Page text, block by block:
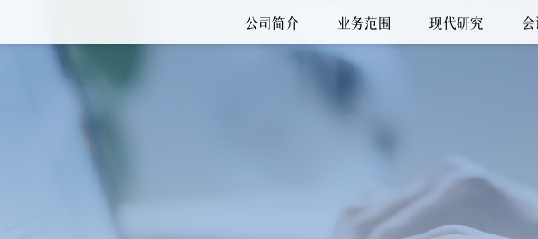
公司简介 业务范围 现代研究